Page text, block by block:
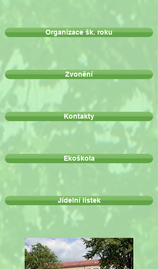
Organizace šk. roku
Zvonění
Kontakty
Ekoškola
Jídelní lístek